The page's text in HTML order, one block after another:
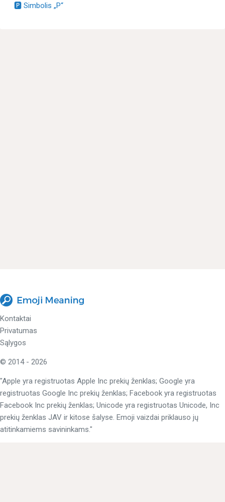
🅿 Simbolis „P“
Kontaktai
Privatumas
Sąlygos
© 2014 - 2026
"Apple yra registruotas Apple Inc prekių ženklas; Google yra
registruotas Google Inc prekių ženklas; Facebook yra registruotas
Facebook Inc prekių ženklas; Unicode yra registruotas Unicode, Inc
prekių ženklas JAV ir kitose šalyse. Emoji vaizdai priklauso jų
atitinkamiems savininkams."